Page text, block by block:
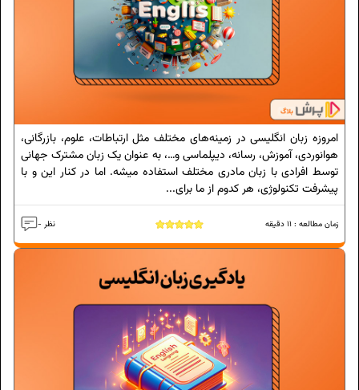
امروزه زبان انگلیسی در زمینه‌‌های مختلف مثل ارتباطات، علوم، بازرگانی،
هوانوردی، آموزش، رسانه، دیپلماسی و…، به عنوان یک زبان مشترک جهانی
توسط افرادی با زبان مادری مختلف استفاده میشه. اما در کنار این و با
پیشرفت تکنولوژی، هر کدوم از ما برای...
- نظر زمان مطالعه : 11 دقیقه